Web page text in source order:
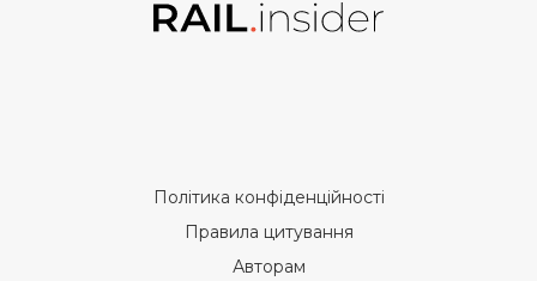
Політика конфіденційності
Правила цитування
Авторам